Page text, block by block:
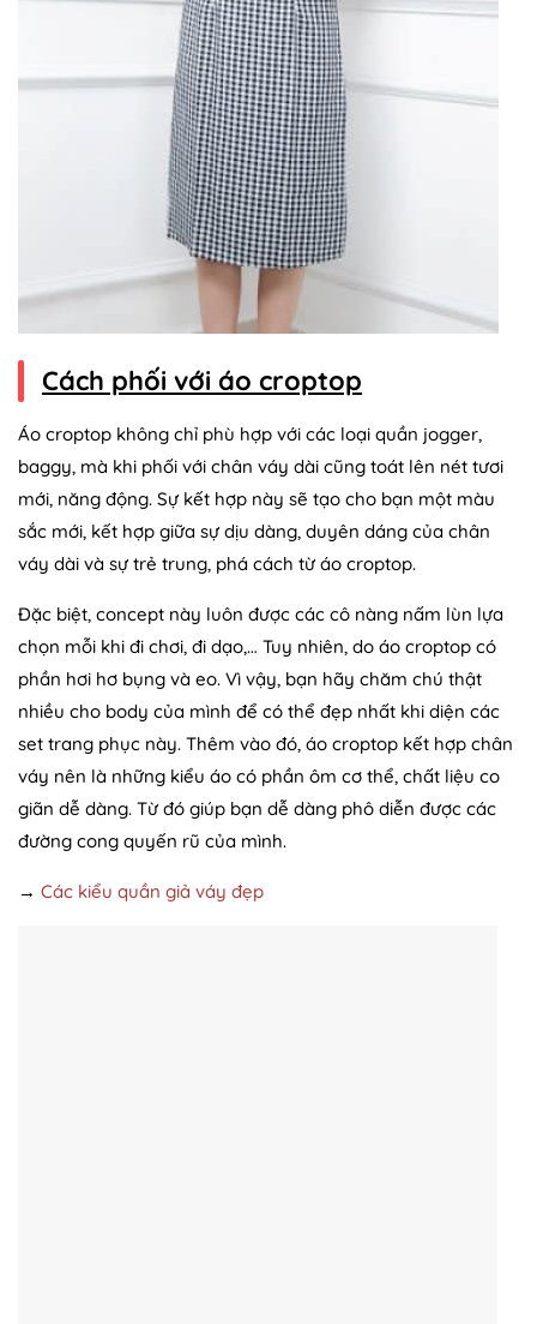
Cách phối với áo croptop
Áo croptop không chỉ phù hợp với các loại quần jogger,
baggy, mà khi phối với chân váy dài cũng toát lên nét tươi
mới, năng động. Sự kết hợp này sẽ tạo cho bạn một màu
sắc mới, kết hợp giữa sự dịu dàng, duyên dáng của chân
váy dài và sự trẻ trung, phá cách từ áo croptop.
Đặc biệt, concept này luôn được các cô nàng nấm lùn lựa
chọn mỗi khi đi chơi, đi dạo,… Tuy nhiên, do áo croptop có
phần hơi hơ bụng và eo. Vì vậy, bạn hãy chăm chú thật
nhiều cho body của mình để có thể đẹp nhất khi diện các
set trang phục này. Thêm vào đó, áo croptop kết hợp chân
váy nên là những kiểu áo có phần ôm cơ thể, chất liệu co
giãn dễ dàng. Từ đó giúp bạn dễ dàng phô diễn được các
đường cong quyến rũ của mình.
→ Các kiểu quần giả váy đẹp